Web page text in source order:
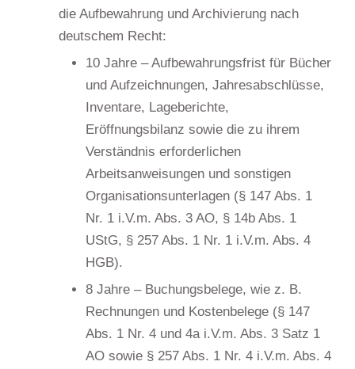
die Aufbewahrung und Archivierung nach
deutschem Recht:
10 Jahre – Aufbewahrungsfrist für Bücher
und Aufzeichnungen, Jahresabschlüsse,
Inventare, Lageberichte,
Eröffnungsbilanz sowie die zu ihrem
Verständnis erforderlichen
Arbeitsanweisungen und sonstigen
Organisationsunterlagen (§ 147 Abs. 1
Nr. 1 i.V.m. Abs. 3 AO, § 14b Abs. 1
UStG, § 257 Abs. 1 Nr. 1 i.V.m. Abs. 4
HGB).
8 Jahre – Buchungsbelege, wie z. B.
Rechnungen und Kostenbelege (§ 147
Abs. 1 Nr. 4 und 4a i.V.m. Abs. 3 Satz 1
AO sowie § 257 Abs. 1 Nr. 4 i.V.m. Abs. 4